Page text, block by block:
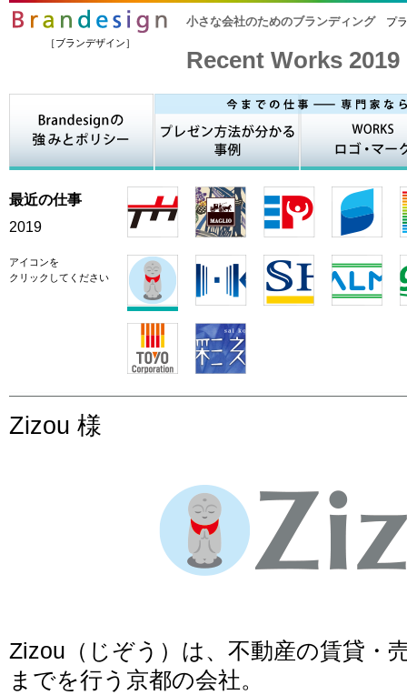
［ブランデザイン］
小さな会社のためのブランディングプラ
Recent Works 2019
最近の仕事
2019
アイコンを
クリックしてください
Zizou 様
Zizou（じぞう）は、不動産の賃貸・
までを行う京都の会社。